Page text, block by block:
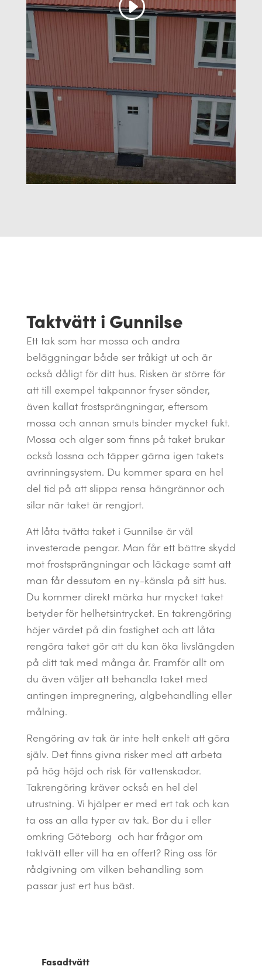
Taktvätt i Gunnilse
Ett tak som har mossa och andra
beläggningar både ser tråkigt ut och är
också dåligt för ditt hus. Risken är större för
att till exempel takpannor fryser sönder,
även kallat frostsprängningar, eftersom
mossa och annan smuts binder mycket fukt.
Mossa och alger som finns på taket brukar
också lossna och täpper gärna igen takets
avrinningsystem. Du kommer spara en hel
del tid på att slippa rensa hängrännor och
silar när taket är rengjort.
Att låta tvätta taket i Gunnilse är väl
investerade pengar. Man får ett bättre skydd
mot frostsprängningar och läckage samt att
man får dessutom en ny-känsla på sitt hus.
Du kommer direkt märka hur mycket taket
betyder för helhetsintrycket. En takrengöring
höjer värdet på din fastighet och att låta
rengöra taket gör att du kan öka livslängden
på ditt tak med många år. Framför allt om
du även väljer att behandla taket med
antingen impregnering, algbehandling eller
målning.
Rengöring av tak är inte helt enkelt att göra
själv. Det finns givna risker med att arbeta
på hög höjd och risk för vattenskador.
Takrengöring kräver också en hel del
utrustning. Vi hjälper er med ert tak och kan
ta oss an alla typer av tak. Bor du i eller
omkring Göteborg och har frågor om
taktvätt eller vill ha en offert? Ring oss för
rådgivning om vilken behandling som
passar just ert hus bäst.
Fasadtvätt